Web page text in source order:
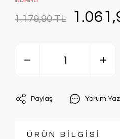
1.179,90 TL
Paylaş Yorum Yaz
ÜRÜN BİLGİSİ